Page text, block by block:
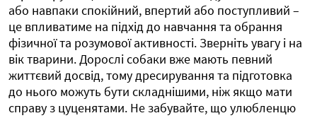
або навпаки спокійний, впертий або поступливий –
це впливатиме на підхід до навчання та обрання
фізичної та розумової активності. Зверніть увагу і на
вік тварини. Дорослі собаки вже мають певний
життєвий досвід, тому дресирування та підготовка
до нього можуть бути складнішими, ніж якщо мати
справу з цуценятами. Не забувайте, що улюбленцю